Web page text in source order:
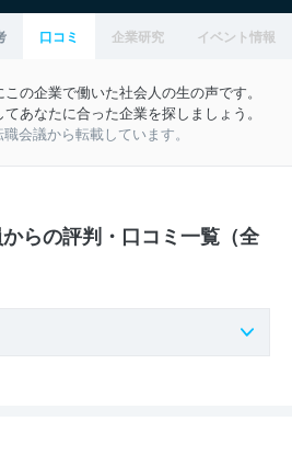
口コミ 企業研究 イベント情報
の企業で働いた社会人の生の声です。
あなたに合った企業を探しましょう。
会議から転載しています。
らの評判・口コミ一覧（全